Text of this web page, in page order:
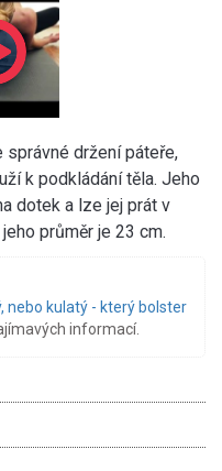
správné držení páteře,
k podkládání těla. Jeho
dotek a lze jej prát v
průměr je 23 cm.
nebo kulatý - který bolster
informací.